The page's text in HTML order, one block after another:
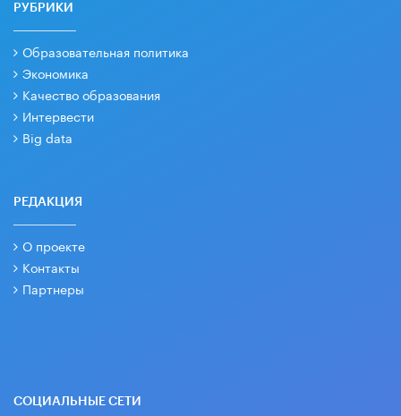
РУБРИКИ
Образовательная политика
Экономика
Качество образования
Интервести
Big data
РЕДАКЦИЯ
О проекте
Контакты
Партнеры
СОЦИАЛЬНЫЕ СЕТИ